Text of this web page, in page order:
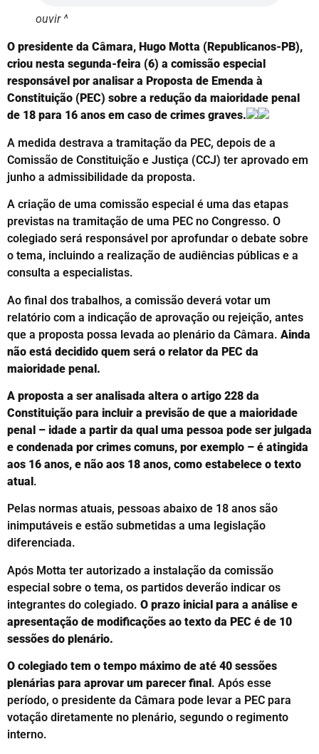
ouvir ^
O presidente da Câmara, Hugo Motta (Republicanos-PB),
criou nesta segunda-feira (6) a comissão especial
responsável por analisar a Proposta de Emenda à
Constituição (PEC) sobre a redução da maioridade penal
de 18 para 16 anos em caso de crimes graves.
A medida destrava a tramitação da PEC, depois de a
Comissão de Constituição e Justiça (CCJ) ter aprovado em
junho a admissibilidade da proposta.
A criação de uma comissão especial é uma das etapas
previstas na tramitação de uma PEC no Congresso. O
colegiado será responsável por aprofundar o debate sobre
o tema, incluindo a realização de audiências públicas e a
consulta a especialistas.
Ao final dos trabalhos, a comissão deverá votar um
relatório com a indicação de aprovação ou rejeição, antes
que a proposta possa levada ao plenário da Câmara. Ainda
não está decidido quem será o relator da PEC da
maioridade penal.
A proposta a ser analisada altera o artigo 228 da
Constituição para incluir a previsão de que a maioridade
penal – idade a partir da qual uma pessoa pode ser julgada
e condenada por crimes comuns, por exemplo – é atingida
aos 16 anos, e não aos 18 anos, como estabelece o texto
atual.
Pelas normas atuais, pessoas abaixo de 18 anos são
inimputáveis e estão submetidas a uma legislação
diferenciada.
Após Motta ter autorizado a instalação da comissão
especial sobre o tema, os partidos deverão indicar os
integrantes do colegiado. O prazo inicial para a análise e
apresentação de modificações ao texto da PEC é de 10
sessões do plenário.
O colegiado tem o tempo máximo de até 40 sessões
plenárias para aprovar um parecer final . Após esse
período, o presidente da Câmara pode levar a PEC para
votação diretamente no plenário, segundo o regimento
interno.